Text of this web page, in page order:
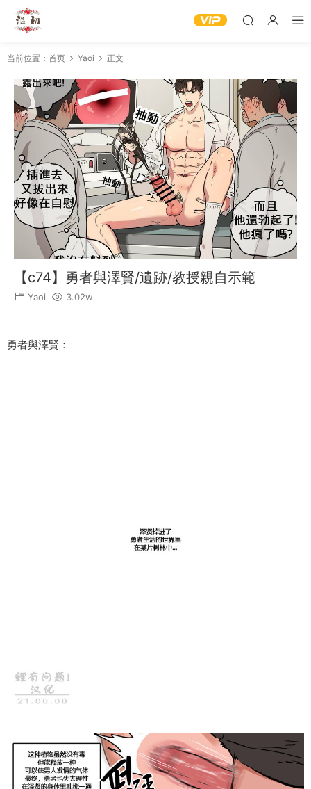
当前位置： 首页 Yaoi 正文
【c74】勇者與澤賢/遺跡/教授親自示範
Yaoi 3.02w
勇者與澤賢：